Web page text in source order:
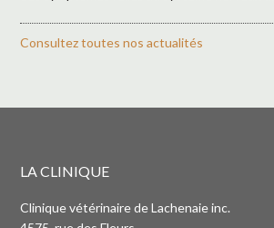
Consultez toutes nos actualités
LA CLINIQUE
Clinique vétérinaire de Lachenaie inc.